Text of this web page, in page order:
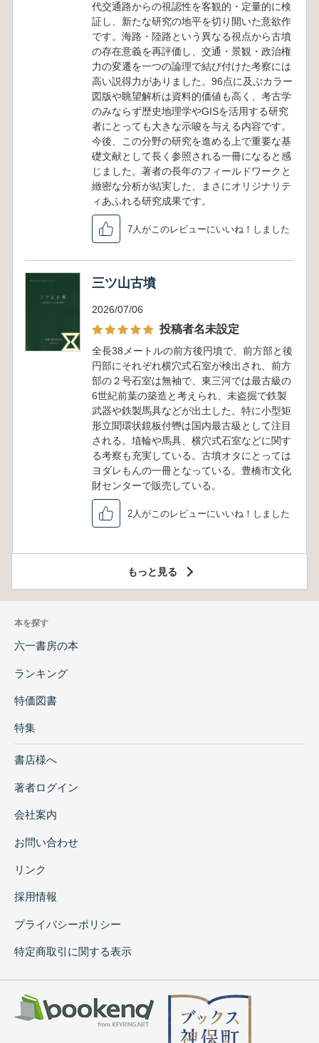
代交通路からの視認性を客観的・定量的に検
証し、新たな研究の地平を切り開いた意欲作
です。海路・陸路という異なる視点から古墳
の存在意義を再評価し、交通・景観・政治権
力の変遷を一つの論理で結び付けた考察には
高い説得力がありました。96点に及ぶカラー
図版や眺望解析は資料的価値も高く、考古学
のみならず歴史地理学やGISを活用する研究
者にとっても大きな示唆を与える内容です。
今後、この分野の研究を進める上で重要な基
礎文献として長く参照される一冊になると感
じました。著者の長年のフィールドワークと
緻密な分析が結実した、まさにオリジナリテ
ィあふれる研究成果です。
7人がこのレビューにいいね！しました
三ツ山古墳
2026/07/06
投稿者名未設定
全長38メートルの前方後円墳で、前方部と後
円部にそれぞれ横穴式石室が検出され、前方
部の２号石室は無袖で、東三河では最古級の
6世紀前葉の築造と考えられ、未盗掘で鉄製
武器や鉄製馬具などが出土した。特に小型矩
形立聞環状鏡板付轡は国内最古級として注目
される。埴輪や馬具、横穴式石室などに関す
る考察も充実している。古墳オタにとっては
ヨダレもんの一冊となっている。豊橋市文化
財センターで販売している。
2人がこのレビューにいいね！しました
もっと見る
本を探す
六一書房の本
ランキング
特価図書
特集
書店様へ
著者ログイン
会社案内
お問い合わせ
リンク
採用情報
プライバシーポリシー
特定商取引に関する表示